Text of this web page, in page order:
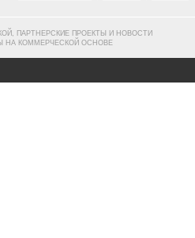
ПАРТНЕРСКИЕ ПРОЕКТЫ И НОВОСТИ
НА КОММЕРЧЕСКОЙ ОСНОВЕ